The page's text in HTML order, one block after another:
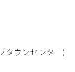
タウンセンター(